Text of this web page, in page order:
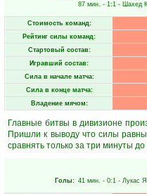
87 мин. - 1:1 - Шахед
Стоимость команд:
Рейтинг силы команд:
Стартовый состав:
Игравший состав:
Сила в начале матча:
Сила в конце матча:
Владение мячом:
Главные битвы в дивизионе
Пришли к выводу что силы
сравнять только за три минуты до
Голы: 41 мин. - 0:1 - Лукас